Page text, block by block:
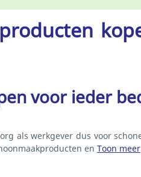
voor ieder
als werkgever dus voor
en Toon meer